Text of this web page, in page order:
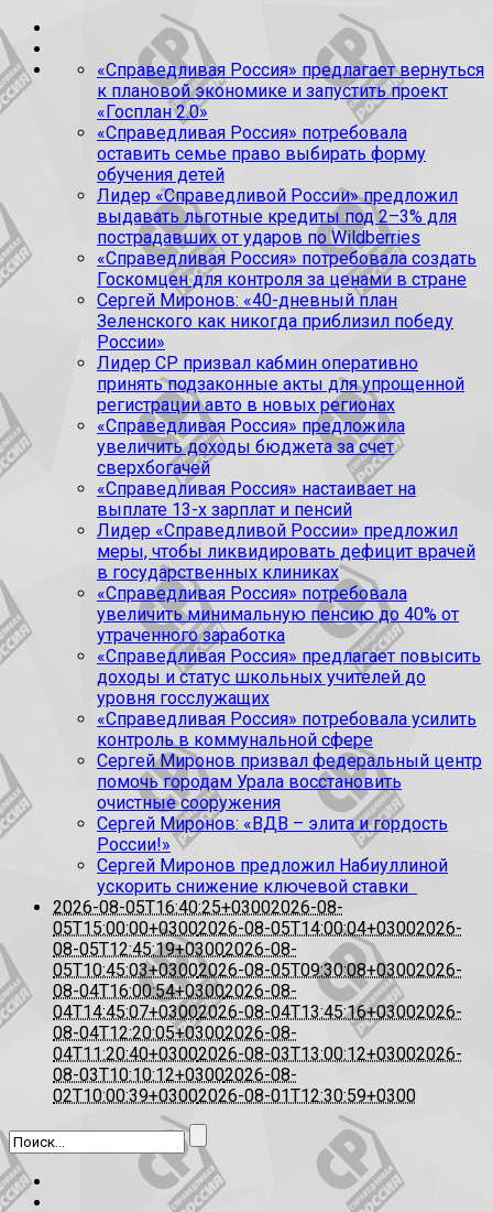
«Справедливая Россия» предлагает вернуться
к плановой экономике и запустить проект
«Госплан 2.0»
«Справедливая Россия» потребовала
оставить семье право выбирать форму
обучения детей
Лидер «Справедливой России» предложил
выдавать льготные кредиты под 2–3% для
пострадавших от ударов по Wildberries
«Справедливая Россия» потребовала создать
Госкомцен для контроля за ценами в стране
Сергей Миронов: «40-дневный план
Зеленского как никогда приблизил победу
России»
Лидер СР призвал кабмин оперативно
принять подзаконные акты для упрощенной
регистрации авто в новых регионах
«Справедливая Россия» предложила
увеличить доходы бюджета за счет
сверхбогачей
«Справедливая Россия» настаивает на
выплате 13-х зарплат и пенсий
Лидер «Справедливой России» предложил
меры, чтобы ликвидировать дефицит врачей
в государственных клиниках
«Справедливая Россия» потребовала
увеличить минимальную пенсию до 40% от
утраченного заработка
«Справедливая Россия» предлагает повысить
доходы и статус школьных учителей до
уровня госслужащих
«Справедливая Россия» потребовала усилить
контроль в коммунальной сфере
Сергей Миронов призвал федеральный центр
помочь городам Урала восстановить
очистные сооружения
Сергей Миронов: «ВДВ – элита и гордость
России!»
Сергей Миронов предложил Набиуллиной
ускорить снижение ключевой ставки
2026-08-05T16:40:25+03002026-08-
05T15:00:00+03002026-08-05T14:00:04+03002026-
08-05T12:45:19+03002026-08-
05T10:45:03+03002026-08-05T09:30:08+03002026-
08-04T16:00:54+03002026-08-
04T14:45:07+03002026-08-04T13:45:16+03002026-
08-04T12:20:05+03002026-08-
04T11:20:40+03002026-08-03T13:00:12+03002026-
08-03T10:10:12+03002026-08-
02T10:00:39+03002026-08-01T12:30:59+0300